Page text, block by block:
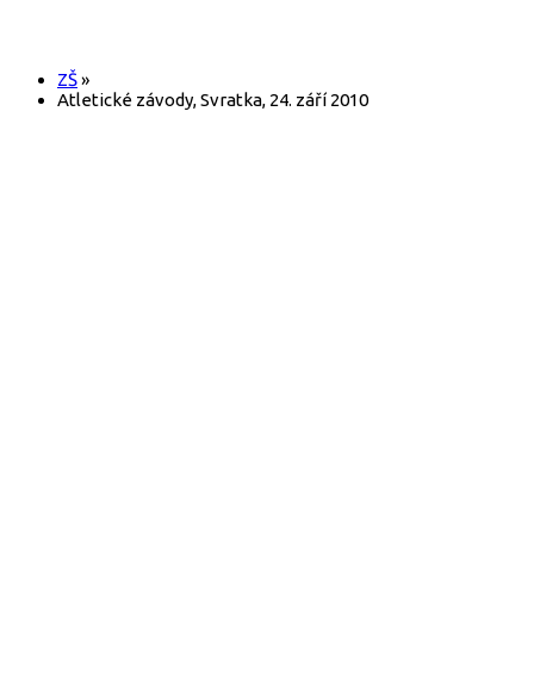
ZŠ»
Atletické závody, Svratka, 24. září 2010